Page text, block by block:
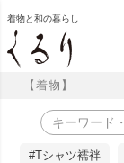
着物と和の暮らし
【着物】
#Tシャツ襦袢